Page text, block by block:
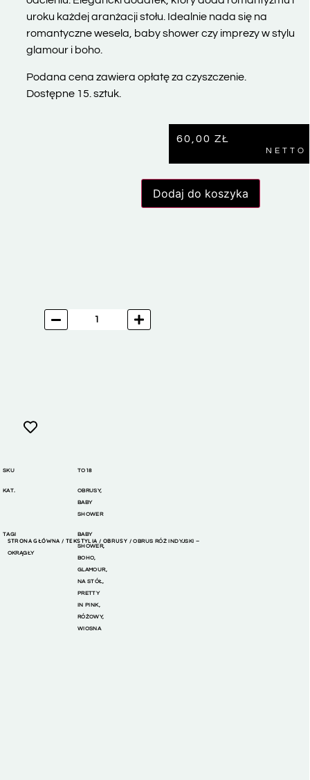
uroku każdej aranżacji stołu. Idealnie nada się na
romantyczne wesela, baby shower czy imprezy w stylu
glamour i boho.
Podana cena zawiera opłatę za czyszczenie.
Dostępne 15. sztuk.
60,00 ZŁ
NETTO
Dodaj do koszyka
SKU TO18
KAT. OBRUSY,
BABY
SHOWER
TAGI
BABY
SHOWER,
BOHO,
GLAMOUR,
NA STÓŁ,
PRETTY
IN PINK,
RÓŻOWY,
WIOSNA
STRONA GŁÓWNA /TEKSTYLIA / OBRUSY / OBRUS RÓŻ INDYJSKI –
OKRĄGŁY